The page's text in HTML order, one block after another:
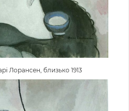
Лорансен, близько 1913